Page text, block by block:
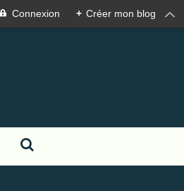
Connexion + Créer mon blog